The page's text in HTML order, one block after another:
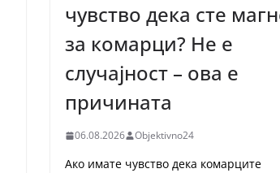
чувство дека сте
за комарци? Не е
случајност – ова е
причината
06.08.2026 Objektivno24
Ако имате чувство дека комарците